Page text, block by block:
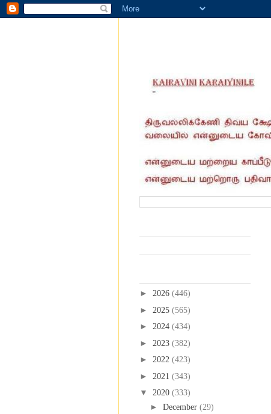
► 2026 (446)
► 2025 (565)
► 2024 (434)
► 2023 (382)
► 2022 (423)
► 2021 (343)
▼ 2020 (333)
► December (29)